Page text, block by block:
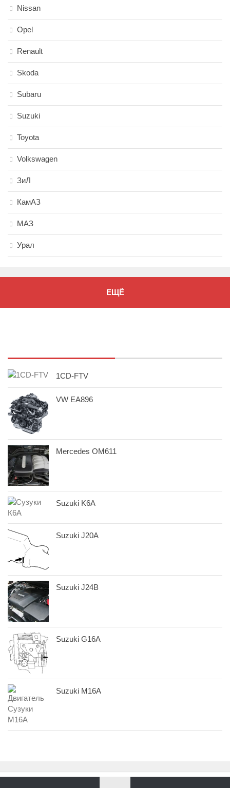
Nissan
Opel
Renault
Skoda
Subaru
Suzuki
Toyota
Volkswagen
ЗиЛ
КамАЗ
МАЗ
Урал
ЕЩЁ
1CD-FTV
VW EA896
Mercedes OM611
Suzuki K6A
Suzuki J20A
Suzuki J24B
Suzuki G16A
Suzuki M16A